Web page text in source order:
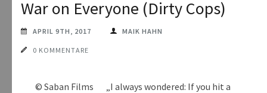
War on Everyone (Dirty Cops)
APRIL 9TH, 2017 MAIK HAHN
0 KOMMENTARE
© Saban Films „I always wondered: If you hit a